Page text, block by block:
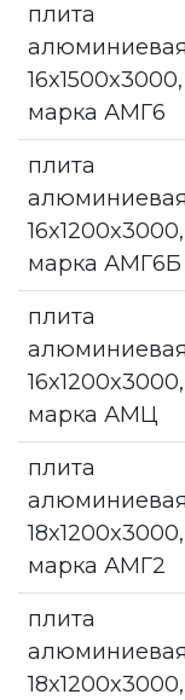
плита
алюминиевая
16x1500x3000,
марка АМГ6
плита
алюминиевая
16x1200x3000,
марка АМГ6Б
плита
алюминиевая
16x1200x3000,
марка АМЦ
плита
алюминиевая
18x1200x3000,
марка АМГ2
плита
алюминиевая
18x1200x3000,